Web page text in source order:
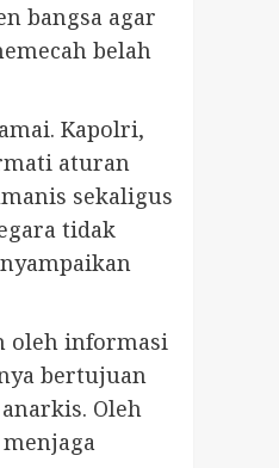
bangsa agar
belah
Kapolri,
aturan
sekaligus
tidak
oleh informasi
bertujuan
Oleh